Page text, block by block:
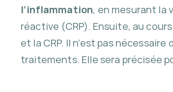
l’inflammation, en mesurant la
réactive (CRP). Ensuite, au
et la CRP. Il n’est pas
traitements. Elle sera précisée